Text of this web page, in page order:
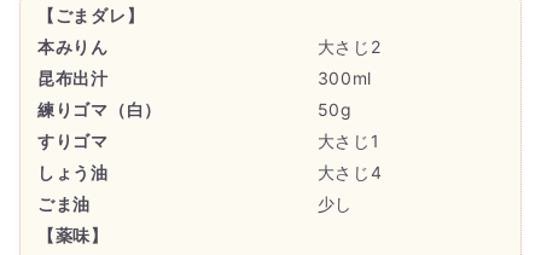
【ごまダレ】
本みりん
大さじ2
昆布出汁
300ml
練りゴマ（白）
50g
すりゴマ
大さじ1
しょう油
大さじ4
ごま油
少し
【薬味】